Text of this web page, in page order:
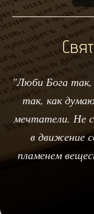
"Люби Бога так,
так, как
мечтатели. Не
в движение
пламенем